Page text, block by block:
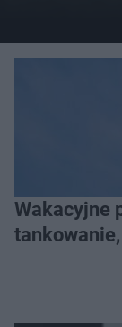
Wakacyjne